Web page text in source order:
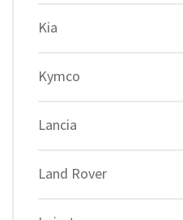
Kia
Kymco
Lancia
Land Rover